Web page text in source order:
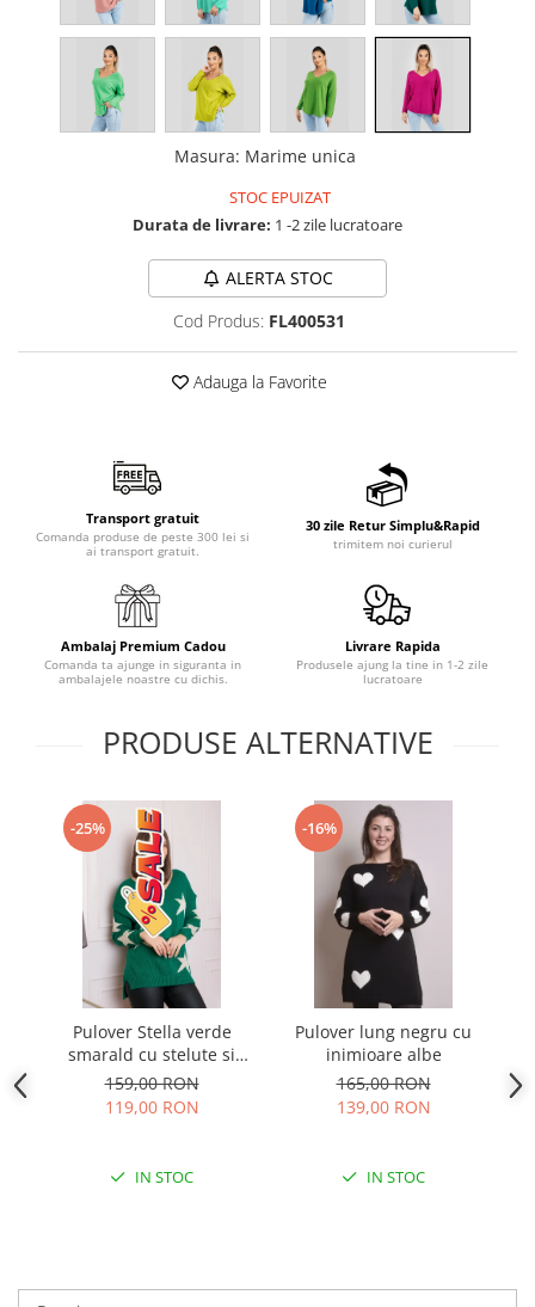
Masura: Marime unica
STOC EPUIZAT
Durata de livrare: 1 -2 zile lucratoare
ALERTA STOC
Cod Produs: FL400531
Adauga la Favorite
Transport gratuit
Comanda produse de peste 300 lei si
ai transport gratuit.
30 zile Retur Simplu&Rapid
trimitem noi curierul
Ambalaj Premium Cadou
Comanda ta ajunge in siguranta in
ambalajele noastre cu dichis.
Livrare Rapida
Produsele ajung la tine in 1-2 zile
lucratoare
PRODUSE ALTERNATIVE
-25%
Pulover Stella verde
smarald cu stelute si
decolteu in V
159,00 RON
119,00 RON
IN STOC
-16%
Pulover lung negru cu
inimioare albe
165,00 RON
139,00 RON
IN STOC